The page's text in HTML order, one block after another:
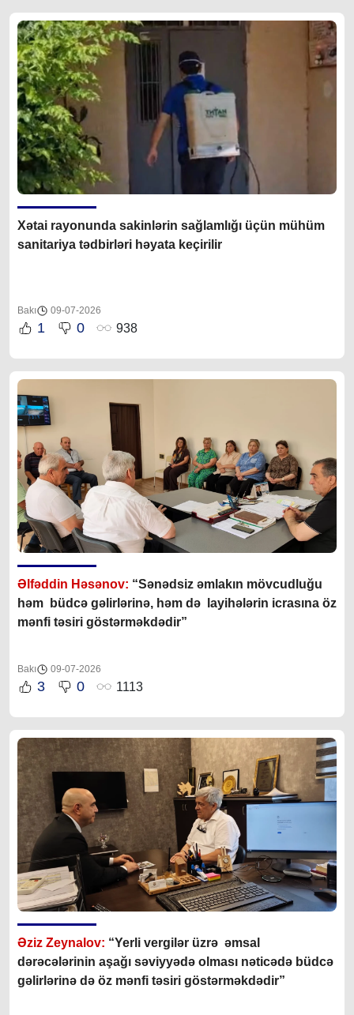
Xətai rayonunda sakinlərin sağlamlığı üçün mühüm
sanitariya tədbirləri həyata keçirilir
Bakı 09-07-2026
1 0 938
Əlfəddin Həsənov: “Sənədsiz əmlakın mövcudluğu
həm büdcə gəlirlərinə, həm də layihələrin icrasına öz
mənfi təsiri göstərməkdədir”
Bakı 09-07-2026
3 0 1113
Əziz Zeynalov: “Yerli vergilər üzrə əmsal
dərəcələrinin aşağı səviyyədə olması nəticədə büdcə
gəlirlərinə də öz mənfi təsiri göstərməkdədir”